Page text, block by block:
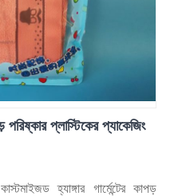
পরিষ্কার প্লাস্টিকের প্যাকেজিং
হ্যাঙ্গার গার্মেন্টের কাপড়